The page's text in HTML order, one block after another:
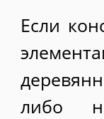
Если
либо